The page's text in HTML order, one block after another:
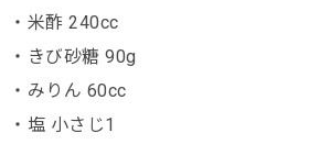
・米酢 240cc
・きび砂糖 90g
・みりん 60cc
・塩 小さじ1